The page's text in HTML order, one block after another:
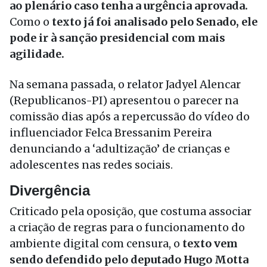
ao plenário caso tenha a urgência aprovada.
Como o texto já foi analisado pelo Senado, ele
pode ir à sanção presidencial com mais
agilidade.
Na semana passada, o relator Jadyel Alencar
(Republicanos-PI) apresentou o parecer na
comissão dias após a repercussão do vídeo do
influenciador Felca Bressanim Pereira
denunciando a ‘adultização’ de crianças e
adolescentes nas redes sociais.
Divergência
Criticado pela oposição, que costuma associar
a criação de regras para o funcionamento do
ambiente digital com censura, o texto vem
sendo defendido pelo deputado Hugo Motta